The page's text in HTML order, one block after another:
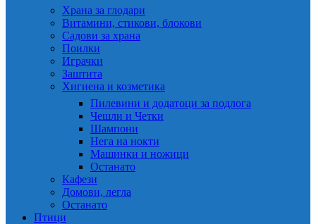
Храна за глодари
Витамини, стикови, блокови
Садови за храна
Поилки
Играчки
Заштита
Хигиена и козметика
Пилевини и додатоци за подлога
Чешли и Четки
Шампони
Нега на нокти
Машинки и ножици
Останато
Кафези
Домови, легла
Останато
Птици